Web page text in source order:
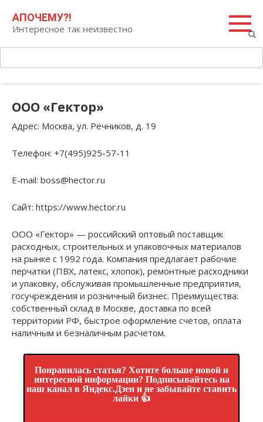
контенту
АПОЧЕМУ?!
Интересное так неизвестно
ООО «Гектор»
Адрес: Москва, ул. Речников, д. 19
Телефон: +7(495)925-57-11
E-mail: boss@hector.ru
Сайт: https://www.hector.ru
ООО «Гектор» — российский оптовый поставщик
расходных, строительных и упаковочных материалов
на рынке с 1992 года. Компания предлагает рабочие
перчатки (ПВХ, латекс, хлопок), ремонтные расходники
и упаковку, обслуживая промышленные предприятия,
госучреждения и розничный бизнес. Преимущества:
собственный склад в Москве, доставка по всей
территории РФ, быстрое оформление счетов, оплата
наличным и безналичным расчетом.
Понравилась статья? Хотите больше новой и
интересной информации? Подписывайтесь на
наш канал в Яндекс.Дзен и не забывайте ставить
лайки 👍